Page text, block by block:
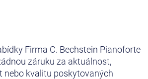
Firma C. Bechstein Pianoforte
záruku za aktuálnost,
nebo kvalitu poskytovaných